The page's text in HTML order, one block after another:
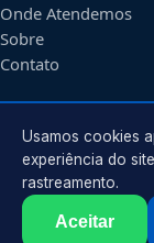
Onde Atendemos
Sobre
Contato
CONTATO
Atendimento em
2026
Usamos cookies
experiência do
rastreamento.
Aceitar